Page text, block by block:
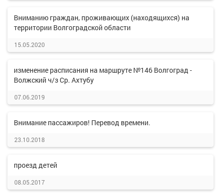
Вниманию граждан, проживающих (находящихся) на
территории Волгоградской области
15.05.2020
изменение расписания на маршруте №146 Волгоград -
Волжский ч/з Ср. Ахтубу
07.06.2019
Внимание пассажиров! Перевод времени.
23.10.2018
проезд детей
08.05.2017